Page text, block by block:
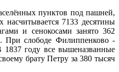
пунктов под пашней,
насчитывается 7133 десятины
и сенокосами занято 362
При слободе Филиппенково -
году все вышеназванные
брату Петру за 380 тысяч